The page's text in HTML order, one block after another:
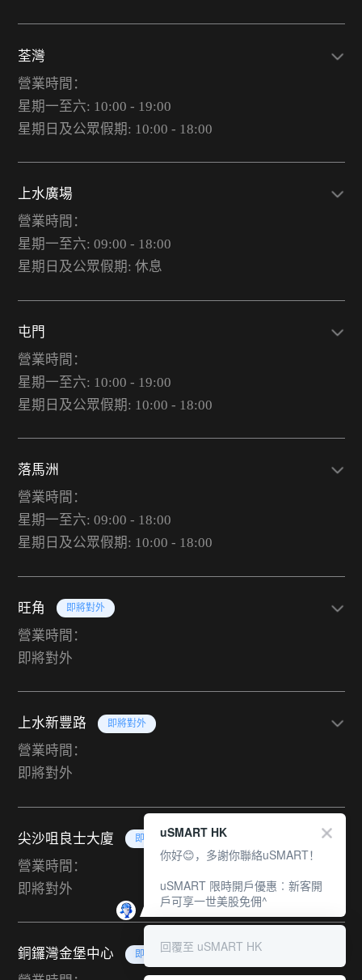
荃灣
營業時間：
星期一至六: 10:00 - 19:00
星期日及公眾假期: 10:00 - 18:00
上水廣場
營業時間：
星期一至六: 09:00 - 18:00
星期日及公眾假期: 休息
屯門
營業時間：
星期一至六: 10:00 - 19:00
星期日及公眾假期: 10:00 - 18:00
落馬洲
營業時間：
星期一至六: 09:00 - 18:00
星期日及公眾假期: 10:00 - 18:00
旺角 即將對外
營業時間：
即將對外
上水新豐路 即將對外
營業時間：
即將對外
尖沙咀良士大廈 即將對外
營業時間：
即將對外
銅鑼灣金堡中心 即將對外
uSMART HK
你好😊，多謝你聯絡uSMART！
uSMART 限時開戶優惠︰新客開
戶可享一世美股免佣^
回覆至 uSMART HK